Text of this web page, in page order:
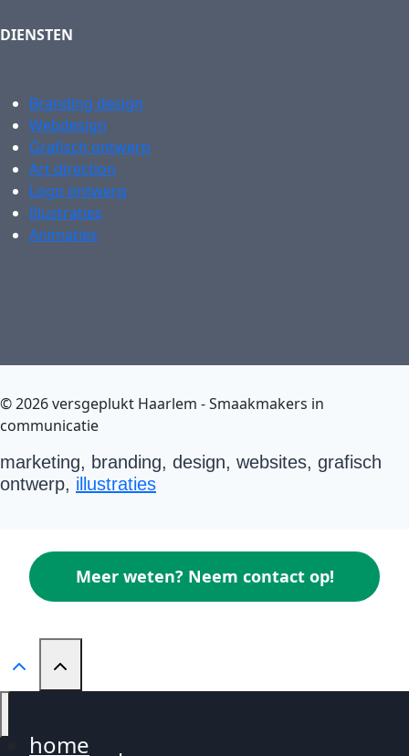
DIENSTEN
Branding design
Webdesign
Grafisch ontwerp
Art direction
Logo ontwerp
Illustraties
Animaties
© 2026 versgeplukt Haarlem - Smaakmakers in
communicatie
marketing, branding, design, websites, grafisch
ontwerp, illustraties
Meer weten? Neem contact op!
home